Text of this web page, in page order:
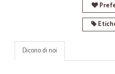
Dicono di noi